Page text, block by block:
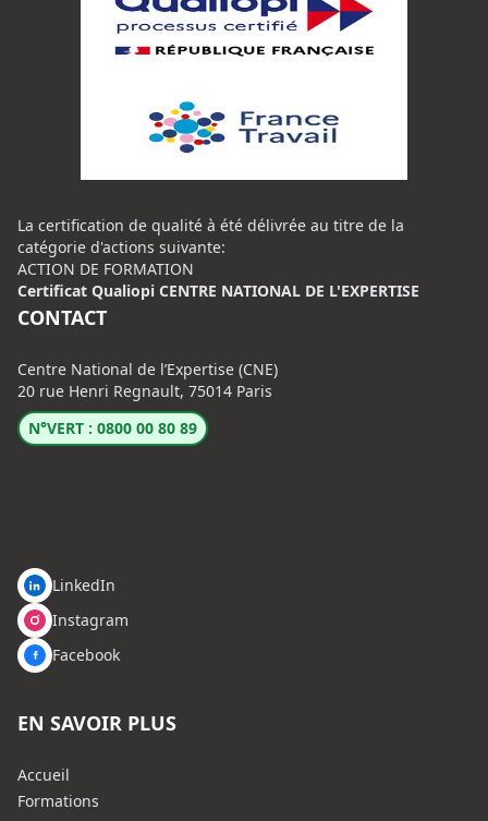
La certification de qualité à été délivrée au titre de la
catégorie d'actions suivante:
ACTION DE FORMATION
Certificat Qualiopi CENTRE NATIONAL DE L'EXPERTISE
CONTACT
Centre National de l’Expertise (CNE)
20 rue Henri Regnault, 75014 Paris
N°VERT : 0800 00 80 89
LinkedIn
Instagram
Facebook
EN SAVOIR PLUS
Accueil
Formations